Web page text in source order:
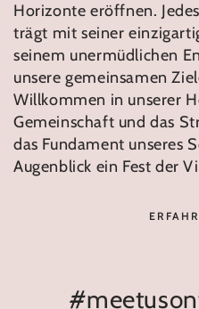
Horizonte eröffnen.
trägt mit seiner
seinem unermüdlichen
unsere gemeinsamen
Willkommen in unserer
Gemeinschaft und das
das Fundament unseres
Augenblick ein Fest der